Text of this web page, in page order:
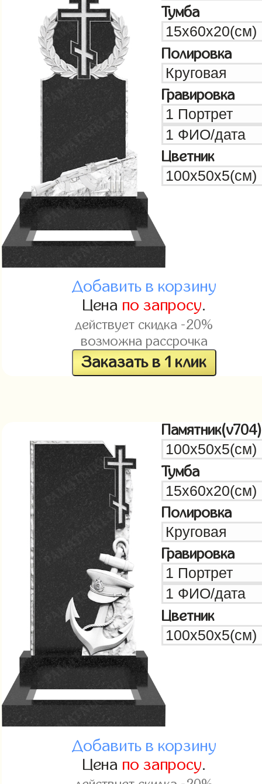
Тумба
Полировка
Гравировка
Цветник
Добавить в корзину
Цена по запросу.
действует скидка -20%
возможна рассрочка
Заказать в 1 клик
Памятник(v704)
Тумба
Полировка
Гравировка
Цветник
Добавить в корзину
Цена по запросу.